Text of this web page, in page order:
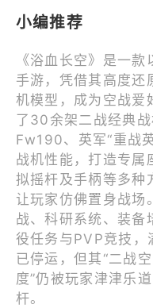
小编推荐
《浴血长空》是一
手游，凭借其高度还
机模型，成为空战爱
了30余架二战经典
Fw190、英军“重战
战机性能，打造专属
拟摇杆及手柄等多种
让玩家仿佛置身战
战、科研系统、装备
役任务与PVP竞技，
已停运，但其“二战
度”仍被玩家津津乐
杆。